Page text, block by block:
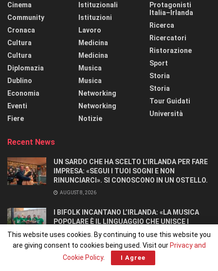
Cinema
Community
Cronaca
Cultura
Cultura
Diplomazia
Dublino
Economia
Eventi
Fiere
Istituzionali
Istituzioni
Lavoro
Medicina
Medicina
Musica
Musica
Networking
Networking
Notizie
Protagonisti
Italia–Irlanda
Ricerca
Ricercatori
Ristorazione
Sport
Storia
Storia
Tour Guidati
Università
Recent News
UN SARDO CHE HA SCELTO L’IRLANDA PER FARE
IMPRESA: «SEGUI I TUOI SOGNI E NON
RINUNCIARCI». SI CONOSCONO IN UN OSTELLO.
AUGUST 8, 2026
I BIFOLK INCANTANO L’IRLANDA: «LA MUSICA
POPOLARE È IL LINGUAGGIO CHE UNISCE I
POPOLI»
JULY 31, 2026
This website uses cookies. By continuing to use this website you
are giving consent to cookies being used. Visit our Privacy and
Cookie Policy. I Agree